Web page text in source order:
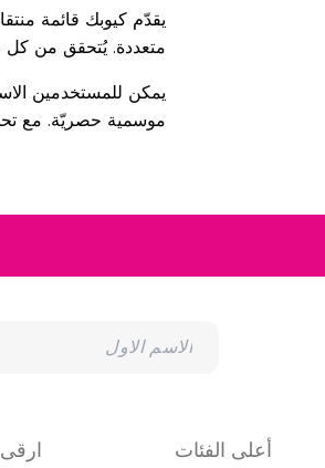
يقدّم كيوبك قائمة
متعددة. يُتحقق من
يمكن للمستخدمين
موسمية حصريّة. مع
أعلى الفئات